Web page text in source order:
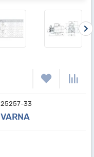
25257-33
VARNA